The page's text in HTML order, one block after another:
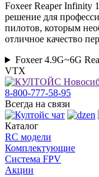
Foxeer Reaper
решение для
пилотов, которым
отличное качество
Foxeer 4.9G~6G
VTX
8-800-777-58-95
Всегда на связи
Каталог
RC модели
Комплектующие
Система FPV
Акции